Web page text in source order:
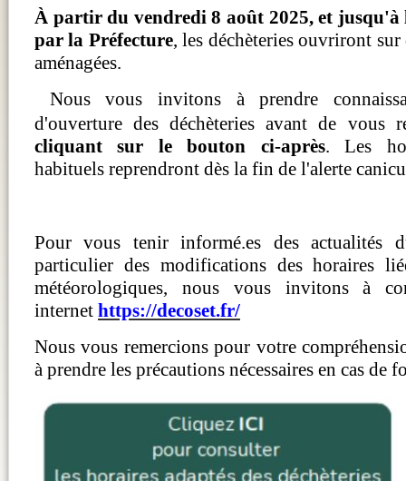
À partir du vendredi 8 août 2025, et jusqu'à
par la Préfecture, les déchèteries ouvriront sur
aménagées.
Nous vous invitons à prendre
d'ouverture des déchèteries avant de vous
cliquant sur le bouton ci-après. Les
habituels reprendront dès la fin de l'alerte
Pour vous tenir informé.es des actualités
particulier des modifications des horaires
météorologiques, nous vous invitons à
internet https://decoset.fr/
Nous vous remercions pour votre
à prendre les précautions nécessaires en cas de